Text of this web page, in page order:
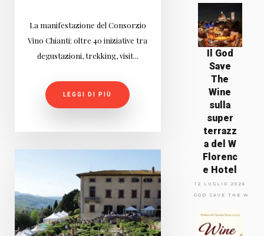
La manifestazione del Consorzio
Vino Chianti: oltre 40 iniziative tra
degustazioni, trekking, visit...
LEGGI DI PIÙ
Il God
Save
The
Wine
sulla
super
terrazz
a del W
Florenc
e Hotel
12 LUGLIO 2026
GOD SAVE THE WINE